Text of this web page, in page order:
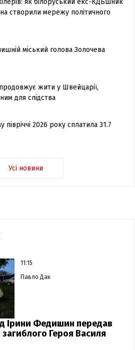
як білоруський екс-КДБшник
створили мережу політичного
міський голова Золочева
жити у Швейцарії,
для слідства
2026 року сплатила 31.7
Усі новини
11:15
Павло Дак
Ірини Федишин передав
Героя Василя